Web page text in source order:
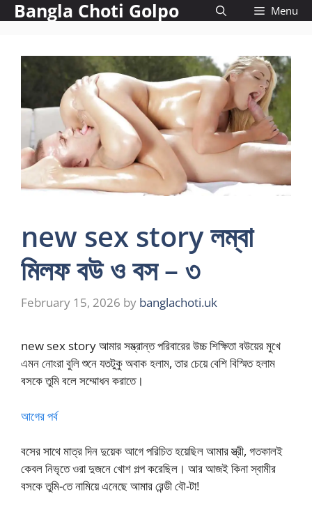
Skip
to
Bangla Choti Golpo Menu
new sex story লম্বা
মিলফ বউ ও বস – ৩
February 15, 2026 by banglachoti.uk
new sex story আমার সম্ভ্রান্ত পরিবারের উচ্চ শিক্ষিতা বউয়ের মুখে
এমন নোংরা বুলি শুনে যতটুকু অবাক হলাম, তার চেয়ে বেশি বিস্মিত হলাম
বসকে তুমি বলে সম্মোধন করাতে।
আগের পর্ব
বসের সাথে মাত্র দিন দুয়েক আগে পরিচিত হয়েছিল আমার স্ত্রী, গতকালই
কেবল নিভৃতে ওরা দুজনে খোশ গল্প করেছিল। আর আজই কিনা স্বামীর
বসকে তুমি-তে নামিয়ে এনেছে আমার রেন্ডী বৌ-টা!